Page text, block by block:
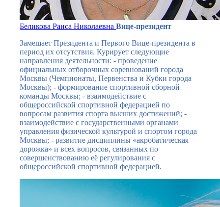
Беликова Раиса НиколаевнаВице-президент
Замещает Президента и Первого Вице-президента в
период их отсутствия. Курирует следующие
направления деятельности: - проведение
официальных отборочных соревнований города
Москвы (Чемпионаты, Первенства и Кубки города
Москвы); - формирование спортивной сборной
команды Москвы; - взаимодействие с
общероссийской спортивной федерацией по
вопросам развития спорта высших достижений; -
взаимодействие с государственными органами
управления физической культурой и спортом города
Москвы; - развитие дисциплины «акробатическая
дорожка» и всех вопросов, связанных по
совершенствованию её регулирования с
общероссийской спортивной федерацией.